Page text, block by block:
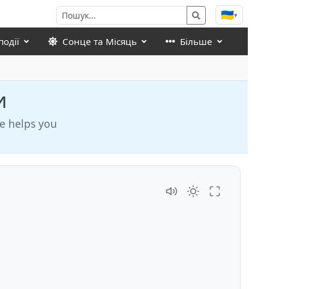
🇺🇦▾
Сонце та Місяць Більше
helps you